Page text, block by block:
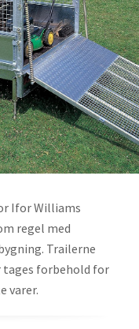
Ifor Williams
regel med
Trailerne
tages forbehold for
varer.